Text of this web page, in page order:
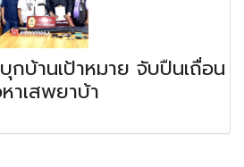
กบ้านเป้าหมาย จับปืนเถื่อน
าเสพยาบ้า